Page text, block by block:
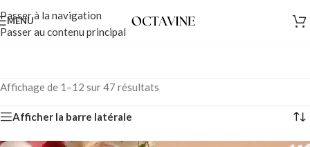
Passer à la navigation
Passer au contenu principal
MENU
Affichage de 1–12 sur 47 résultats
Afficher la barre latérale